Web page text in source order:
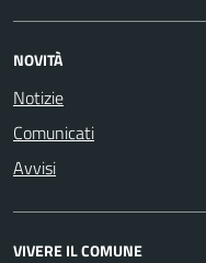
NOVITÀ
Notizie
Comunicati
Avvisi
VIVERE IL COMUNE